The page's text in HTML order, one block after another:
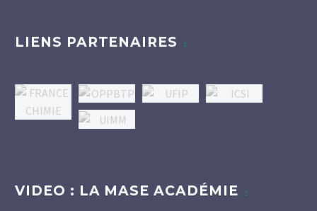
LIENS PARTENAIRES
VIDEO : LA MASE ACADÉMIE